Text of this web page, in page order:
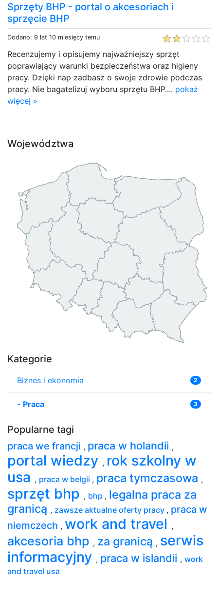
Sprzęty BHP - portal o akcesoriach i
sprzęcie BHP
Dodano: 9 lat 10 miesięcy temu
Recenzujemy i opisujemy najważniejszy sprzęt
poprawiający warunki bezpieczeństwa oraz higieny
pracy. Dzięki nap zadbasz o swoje zdrowie podczas
pracy. Nie bagatelizuj wyboru sprzętu BHP.... pokaż
więcej »
Województwa
Kategorie
Biznes i ekonomia 2
- Praca 3
Popularne tagi
praca we francji , praca w holandii ,
portal wiedzy , rok szkolny w
usa , praca w belgii , praca tymczasowa ,
sprzęt bhp , bhp , legalna praca za
granicą , zawsze aktualne oferty pracy , praca w
niemczech , work and travel ,
akcesoria bhp , za granicą , serwis
informacyjny , praca w islandii , work
and travel usa